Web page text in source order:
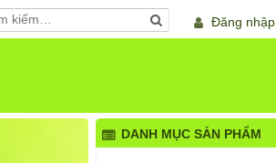
Đăng nhập
DANH MỤC SẢN PHẨM